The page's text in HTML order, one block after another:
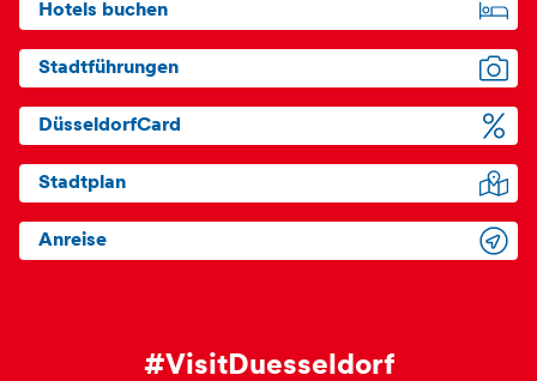
Hotels buchen
Stadtführungen
DüsseldorfCard
Stadtplan
Anreise
#VisitDuesseldorf